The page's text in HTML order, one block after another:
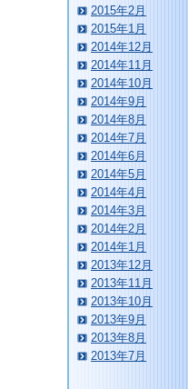
2015年2月
2015年1月
2014年12月
2014年11月
2014年10月
2014年9月
2014年8月
2014年7月
2014年6月
2014年5月
2014年4月
2014年3月
2014年2月
2014年1月
2013年12月
2013年11月
2013年10月
2013年9月
2013年8月
2013年7月